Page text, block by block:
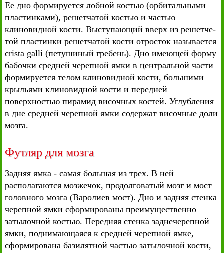
Ее дно формируется лобной костью (орбитальными
пластинками), решетчатой костью и частью
клиновидной кости. Выступающий вверх из решетче-
той пластинки решетчатой кости отросток называется
crista galli (петушиный гребень). Дно имеющей форму
бабочки средней черепной ямки в центральной части
формируется телом клиновидной кости, большими
крыльями клиновидной кости и передней
поверхностью пирамид височных костей. Углубления
в дне средней черепной ямки содержат височные доли
мозга.
Футляр для мозга
Задняя ямка - самая большая из трех. В ней
располагаются мозжечок, продолговатый мозг и мост
головного мозга (Варолиев мост). Дно и задняя стенка
черепной ямки сформированы преимущественно
затылочной костью. Передняя стенка заднечерепной
ямки, поднимающаяся к средней черепной ямке,
сформирована базилятной частью затылочной кости,